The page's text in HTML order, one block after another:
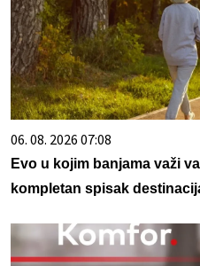
06. 08. 2026 07:08
Evo u kojim banjama važi
kompletan spisak